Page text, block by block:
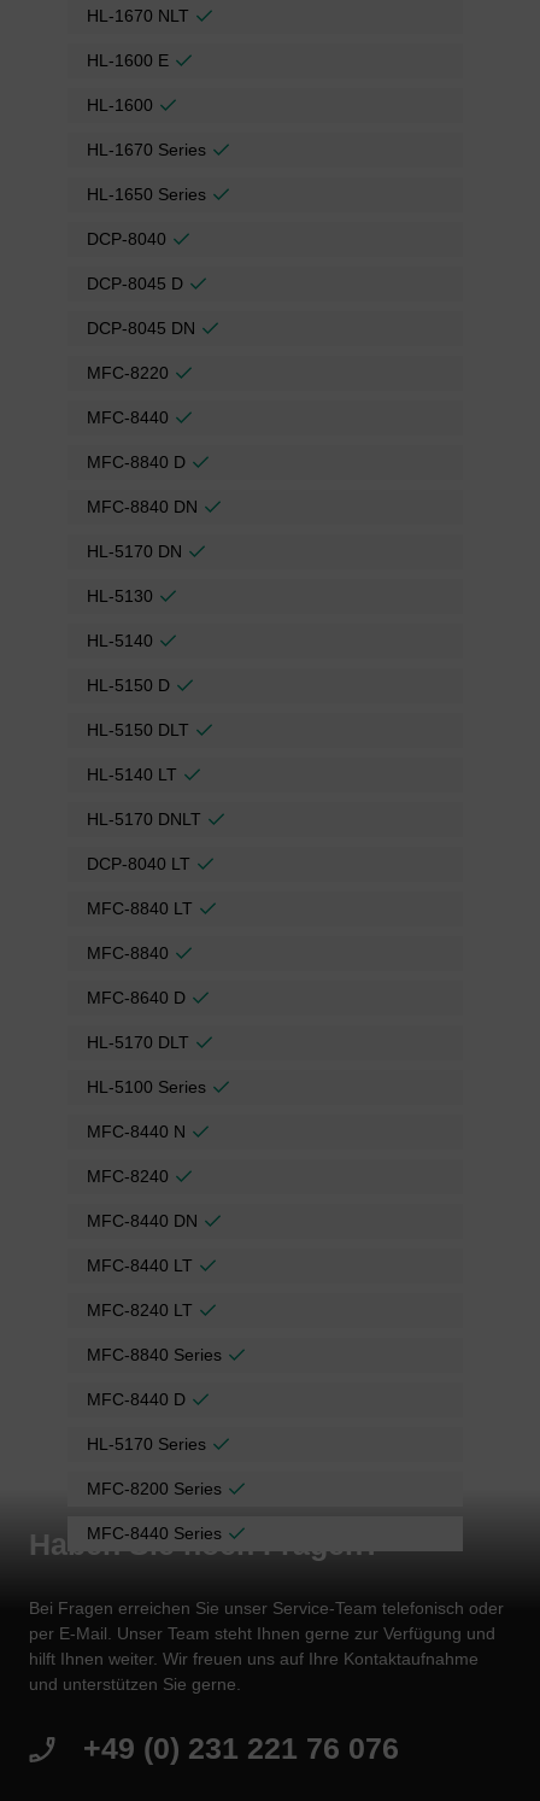
HL-1670 NLT
HL-1600 E
HL-1600
HL-1670 Series
HL-1650 Series
DCP-8040
DCP-8045 D
DCP-8045 DN
MFC-8220
MFC-8440
MFC-8840 D
MFC-8840 DN
HL-5170 DN
HL-5130
HL-5140
HL-5150 D
HL-5150 DLT
HL-5140 LT
HL-5170 DNLT
DCP-8040 LT
MFC-8840 LT
MFC-8840
MFC-8640 D
HL-5170 DLT
HL-5100 Series
MFC-8440 N
MFC-8240
MFC-8440 DN
MFC-8440 LT
MFC-8240 LT
MFC-8840 Series
MFC-8440 D
HL-5170 Series
MFC-8200 Series
MFC-8440 Series
Haben Sie noch Fragen?
Bei Fragen erreichen Sie unser Service-Team telefonisch oder
per E-Mail. Unser Team steht Ihnen gerne zur Verfügung und
hilft Ihnen weiter. Wir freuen uns auf Ihre Kontaktaufnahme
und unterstützen Sie gerne.
+49 (0) 231 221 76 076